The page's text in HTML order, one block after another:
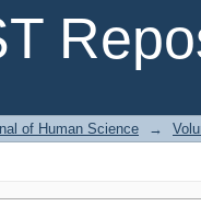
of Human Science →